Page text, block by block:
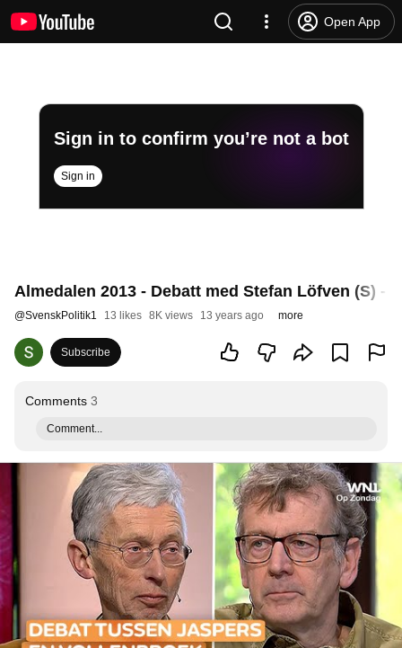
Open App
Sign in to confirm you’re not a bot
Sign in
Almedalen 2013 - Debatt med Stefan Löfven (S) -
@SvenskPolitik1 13 likes 8K views 13 years ago more
Subscribe
Comments 3
Comment...